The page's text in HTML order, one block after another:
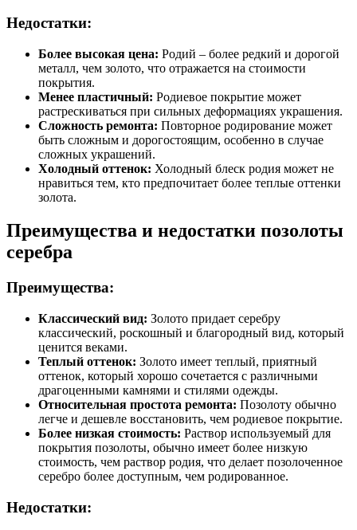
Недостатки:
Более высокая цена: Родий – более редкий и дорогой
металл, чем золото, что отражается на стоимости
покрытия.
Менее пластичный: Родиевое покрытие может
растрескиваться при сильных деформациях украшения.
Сложность ремонта: Повторное родирование может
быть сложным и дорогостоящим, особенно в случае
сложных украшений.
Холодный оттенок: Холодный блеск родия может не
нравиться тем, кто предпочитает более теплые оттенки
золота.
Преимущества и недостатки позолоты
серебра
Преимущества:
Классический вид: Золото придает серебру
классический, роскошный и благородный вид, который
ценится веками.
Теплый оттенок: Золото имеет теплый, приятный
оттенок, который хорошо сочетается с различными
драгоценными камнями и стилями одежды.
Относительная простота ремонта: Позолоту обычно
легче и дешевле восстановить, чем родиевое покрытие.
Более низкая стоимость: Раствор используемый для
покрытия позолоты, обычно имеет более низкую
стоимость, чем раствор родия, что делает позолоченное
серебро более доступным, чем родированное.
Недостатки: